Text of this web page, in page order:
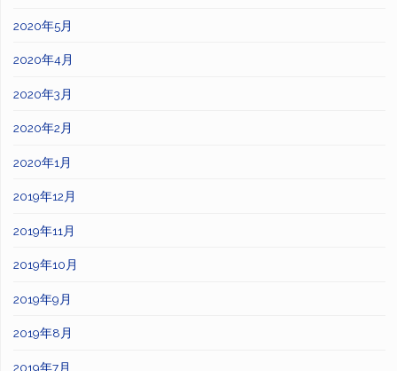
2020年5月
2020年4月
2020年3月
2020年2月
2020年1月
2019年12月
2019年11月
2019年10月
2019年9月
2019年8月
2019年7月